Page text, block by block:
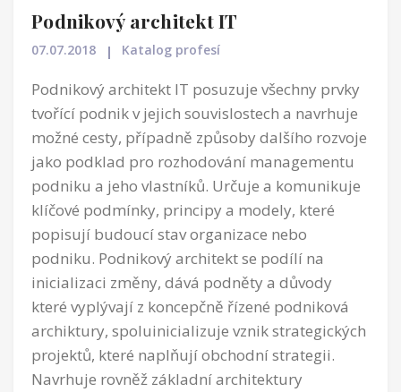
Podnikový architekt IT
07.07.2018 Katalog profesí
Podnikový architekt IT posuzuje všechny prvky
tvořící podnik v jejich souvislostech a navrhuje
možné cesty, případně způsoby dalšího rozvoje
jako podklad pro rozhodování managementu
podniku a jeho vlastníků. Určuje a komunikuje
klíčové podmínky, principy a modely, které
popisují budoucí stav organizace nebo
podniku. Podnikový architekt se podílí na
inicializaci změny, dává podněty a důvody
které vyplývají z koncepčně řízené podniková
archiktury, spoluinicializuje vznik strategických
projektů, které naplňují obchodní strategii.
Navrhuje rovněž základní architektury